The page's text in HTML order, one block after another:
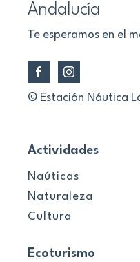
Andalucía
Te esperamos en el
© Estación Náutica
Actividades
Naúticas
Naturaleza
Cultura
Ecoturismo